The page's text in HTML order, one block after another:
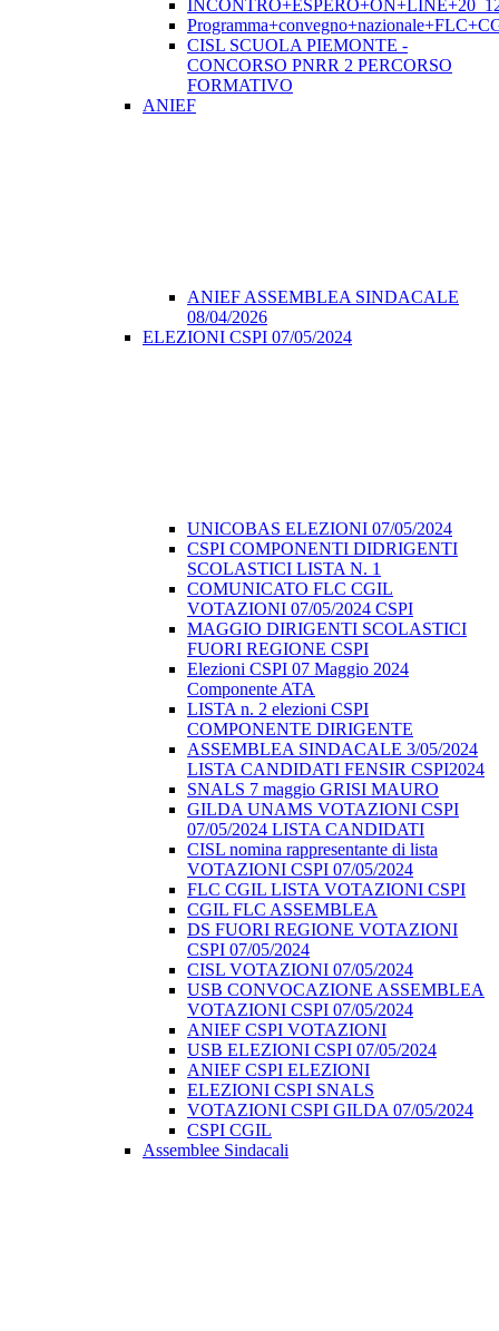
CISL SCUOLA PIEMONTE -
CONCORSO PNRR 2 PERCORSO
FORMATIVO
ANIEF
ANIEF ASSEMBLEA SINDACALE
08/04/2026
ELEZIONI CSPI 07/05/2024
UNICOBAS ELEZIONI 07/05/2024
CSPI COMPONENTI DIDRIGENTI
SCOLASTICI LISTA N. 1
COMUNICATO FLC CGIL
VOTAZIONI 07/05/2024 CSPI
MAGGIO DIRIGENTI SCOLASTICI
FUORI REGIONE CSPI
Elezioni CSPI 07 Maggio 2024
Componente ATA
LISTA n. 2 elezioni CSPI
COMPONENTE DIRIGENTE
ASSEMBLEA SINDACALE 3/05/2024
LISTA CANDIDATI FENSIR CSPI2024
SNALS 7 maggio GRISI MAURO
GILDA UNAMS VOTAZIONI CSPI
07/05/2024 LISTA CANDIDATI
CISL nomina rappresentante di lista
VOTAZIONI CSPI 07/05/2024
FLC CGIL LISTA VOTAZIONI CSPI
CGIL FLC ASSEMBLEA
DS FUORI REGIONE VOTAZIONI
CSPI 07/05/2024
CISL VOTAZIONI 07/05/2024
USB CONVOCAZIONE ASSEMBLEA
VOTAZIONI CSPI 07/05/2024
ANIEF CSPI VOTAZIONI
USB ELEZIONI CSPI 07/05/2024
ANIEF CSPI ELEZIONI
ELEZIONI CSPI SNALS
VOTAZIONI CSPI GILDA 07/05/2024
CSPI CGIL
Assemblee Sindacali